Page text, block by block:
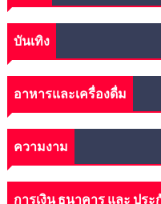
บันเทิง
อาหารและเครื่องดื่ม
ความงาม
การเงิน ธนาคาร และ ปร